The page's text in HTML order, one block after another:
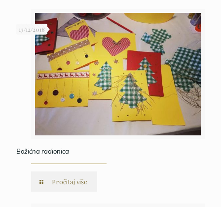
13/12/2018
Božićna radionica
Pročitaj više